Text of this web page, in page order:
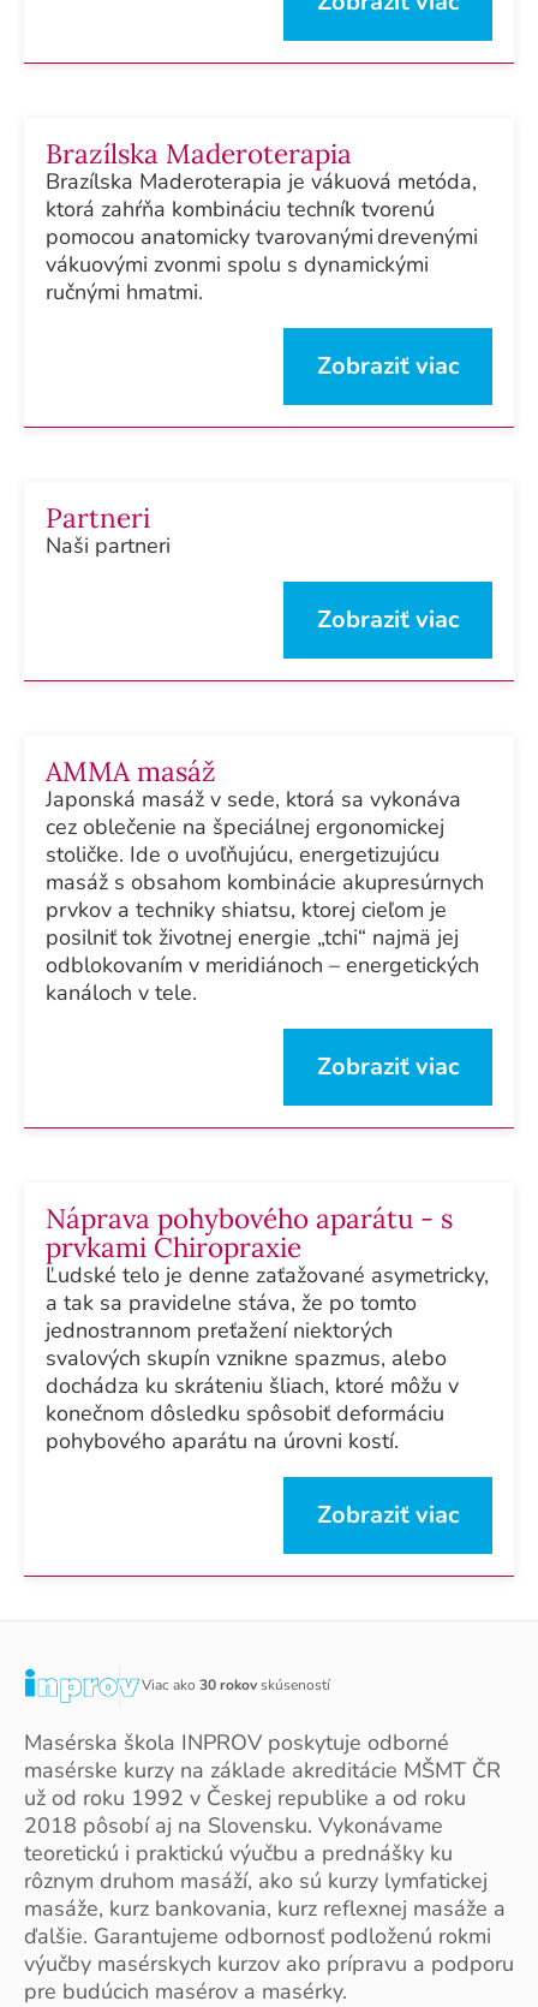
Brazílska Maderoterapia
Brazílska Maderoterapia je vákuová metóda,
ktorá zahŕňa kombináciu techník tvorenú
pomocou anatomicky tvarovanými drevenými
vákuovými zvonmi spolu s dynamickými
ručnými hmatmi.
Zobraziť viac
Partneri
Naši partneri
Zobraziť viac
AMMA masáž
Japonská masáž v sede, ktorá sa vykonáva
cez oblečenie na špeciálnej ergonomickej
stoličke. Ide o uvoľňujúcu, energetizujúcu
masáž s obsahom kombinácie akupresúrnych
prvkov a techniky shiatsu, ktorej cieľom je
posilniť tok životnej energie „tchi“ najmä jej
odblokovaním v meridiánoch – energetických
kanáloch v tele.
Zobraziť viac
Náprava pohybového aparátu - s
prvkami Chiropraxie
Ľudské telo je denne zaťažované asymetricky,
a tak sa pravidelne stáva, že po tomto
jednostrannom preťažení niektorých
svalových skupín vznikne spazmus, alebo
dochádza ku skráteniu šliach, ktoré môžu v
konečnom dôsledku spôsobiť deformáciu
pohybového aparátu na úrovni kostí.
Zobraziť viac
Viac ako 30 rokovskúseností
Masérska škola INPROV poskytuje odborné
masérske kurzy na základe akreditácie MŠMT ČR
už od roku 1992 v Českej republike a od roku
2018 pôsobí aj na Slovensku. Vykonávame
teoretickú i praktickú výučbu a prednášky ku
rôznym druhom masáží, ako sú kurzy lymfatickej
masáže, kurz bankovania, kurz reflexnej masáže a
ďalšie. Garantujeme odbornosť podloženú rokmi
výučby masérskych kurzov ako prípravu a podporu
pre budúcich masérov a masérky.